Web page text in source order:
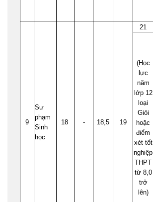
9
Sư
phạm
Sinh
học
18 - 18,5 19
21
(Học
lực
năm
lớp 12
loại
Giỏi
hoặc
điểm
xét tốt
nghiệp
THPT
từ 8,0
trở
lên)